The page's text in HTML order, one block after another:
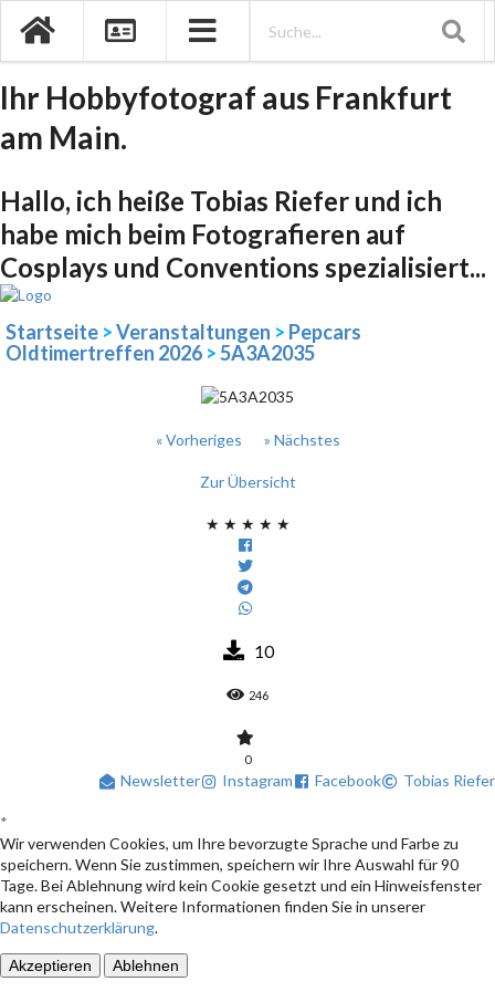
Ihr Hobbyfotograf aus Frankfurt
am Main.
Hallo, ich heiße Tobias Riefer und ich
habe mich beim Fotografieren auf
Cosplays und Conventions spezialisiert...
Startseite >Veranstaltungen > Pepcars
Oldtimertreffen 2026 >5A3A2035
« Vorheriges » Nächstes
Zur Übersicht
★ ★ ★ ★ ★
10
246
0
Newsletter Instagram Facebook Tobias Riefer
*
Wir verwenden Cookies, um Ihre bevorzugte Sprache und Farbe zu
speichern. Wenn Sie zustimmen, speichern wir Ihre Auswahl für 90
Tage. Bei Ablehnung wird kein Cookie gesetzt und ein Hinweisfenster
kann erscheinen. Weitere Informationen finden Sie in unserer
Datenschutzerklärung.
Akzeptieren Ablehnen